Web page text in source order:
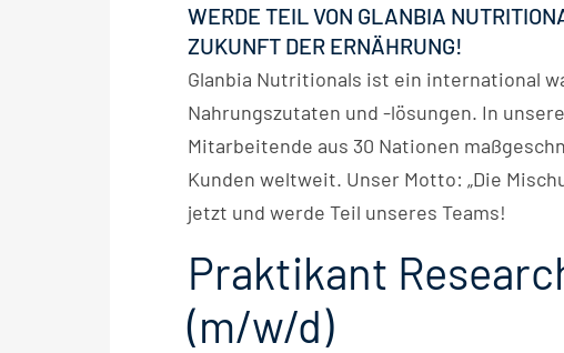
WERDE TEIL VON GLANBIA
ZUKUNFT DER ERNÄHRUNG!
Glanbia Nutritionals ist ein international
Nahrungszutaten und -lösungen. In
Mitarbeitende aus 30 Nationen
Kunden weltweit. Unser Motto: „Die
jetzt und werde Teil unseres Teams!
Praktikant
(m/w/d)